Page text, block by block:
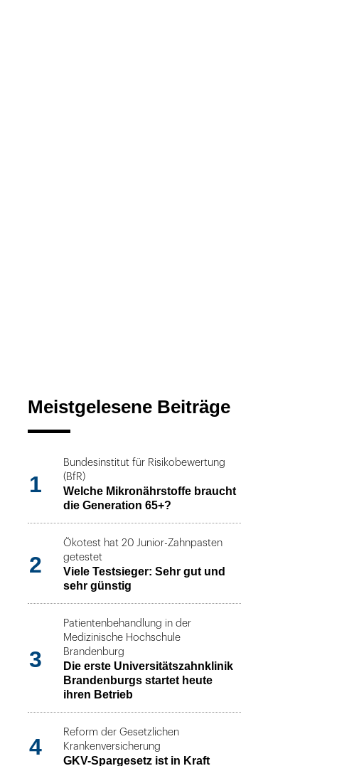
Meistgelesene Beiträge
1
Bundesinstitut für Risikobewertung
(BfR)
Welche Mikronährstoffe braucht
die Generation 65+?
2
Ökotest hat 20 Junior-Zahnpasten
getestet
Viele Testsieger: Sehr gut und
sehr günstig
3
Patientenbehandlung in der
Medizinische Hochschule
Brandenburg
Die erste Universitätszahnklinik
Brandenburgs startet heute
ihren Betrieb
4
Reform der Gesetzlichen
Krankenversicherung
GKV-Spargesetz ist in Kraft